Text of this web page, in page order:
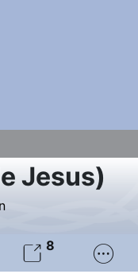
Jesus)
 8 